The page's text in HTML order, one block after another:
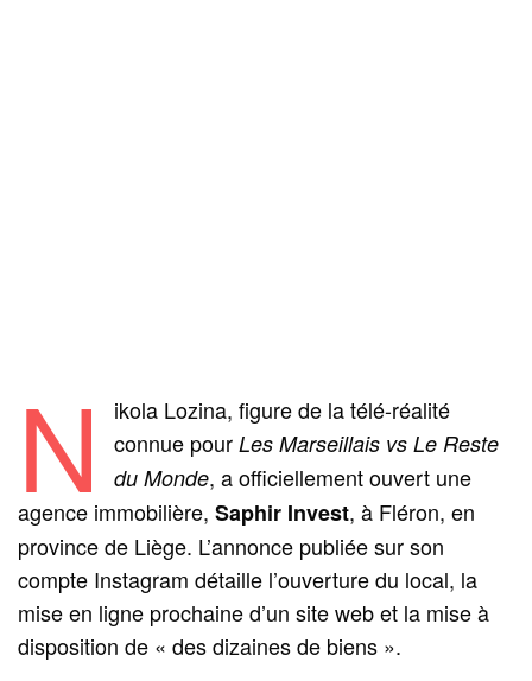
N
ikola Lozina, figure de la télé-réalité
connue pour Les Marseillais vs Le Reste
du Monde, a officiellement ouvert une
agence immobilière,Saphir Invest, à Fléron, en
province de Liège. L’annonce publiée sur son
compte Instagram détaille l’ouverture du local, la
mise en ligne prochaine d’un site web et la mise à
disposition de « des dizaines de biens ».